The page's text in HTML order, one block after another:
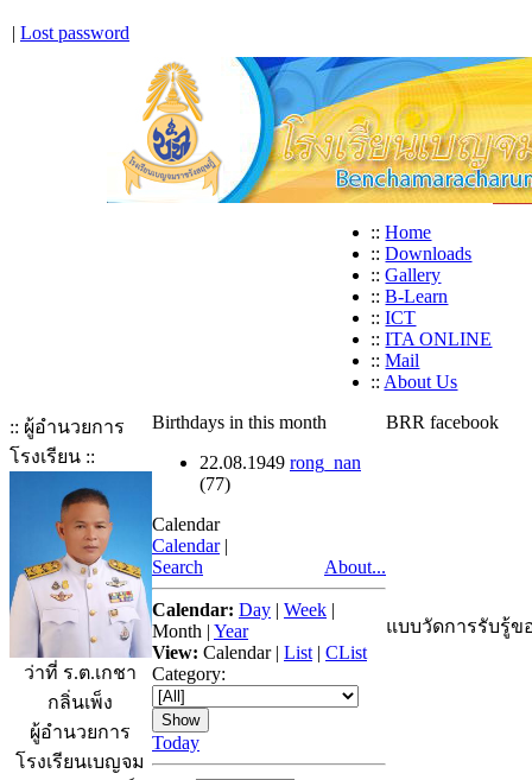
| Lost password
:: Home
:: Downloads
:: Gallery
:: B-Learn
:: ICT
:: ITA ONLINE
:: Mail
:: About Us
:: ผู้อำนวยการ
โรงเรียน ::
ว่าที่ ร.ต.เกชา
กลิ่นเพ็ง
ผู้อำนวยการ
โรงเรียนเบญจม
Birthdays in this month
22.08.1949 rong_nan
(77)
Calendar
Calendar |
Search
About...
Calendar: Day | Week |
Month | Year
View: Calendar| List | CList
Category:
Today
BRR facebook
แบบวัดการรับรู้ข